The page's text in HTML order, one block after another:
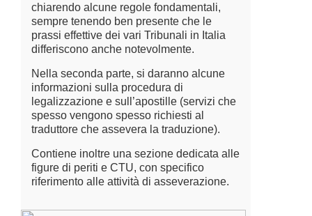
chiarendo alcune regole fondamentali,
sempre tenendo ben presente che le
prassi effettive dei vari Tribunali in Italia
differiscono anche notevolmente.
Nella seconda parte, si daranno alcune
informazioni sulla procedura di
legalizzazione e sull’apostille (servizi che
spesso vengono spesso richiesti al
traduttore che assevera la traduzione).
Contiene inoltre una sezione dedicata alle
figure di periti e CTU, con specifico
riferimento alle attività di asseverazione.